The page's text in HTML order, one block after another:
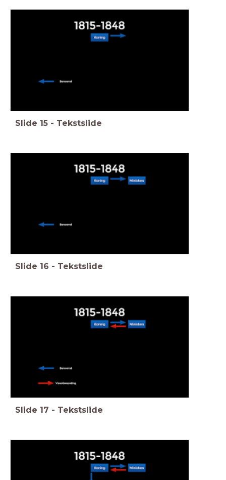
Slide 15 - Tekstslide
Slide 16 - Tekstslide
Slide 17 - Tekstslide